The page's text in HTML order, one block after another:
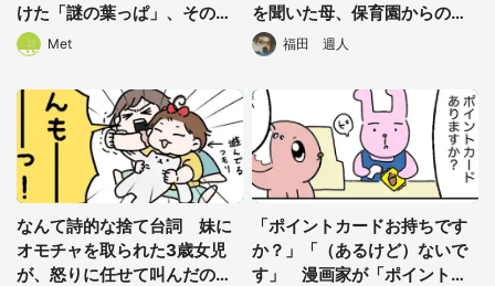
都道府選択
けた「謎の葉っぱ」、その正
体はまさかの...
Met
を聞いた母、保育園からの
「報告」に大パニック
福田 週人
なんて詩的な捨て台詞 妹に
オモチャを取られた3歳女児
が、怒りに任せて叫んだの
「ポイントカードお持ちです
か？」「（あるけど）ないで
す」 漫画家が「ポイントを